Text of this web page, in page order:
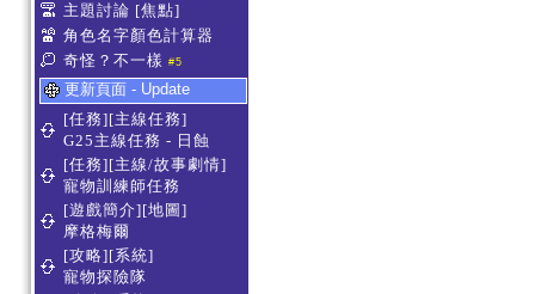
主題討論 [焦點]
角色名字顏色計算器
奇怪？不一樣 #5
更新頁面 - Update
[任務][主線任務]
G25主線任務 - 日蝕
[任務][主線/故事劇情]
寵物訓練師任務
[遊戲簡介][地圖]
摩格梅爾
[攻略][系統]
寵物探險隊